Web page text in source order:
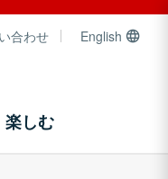
合わせ English
楽しむ